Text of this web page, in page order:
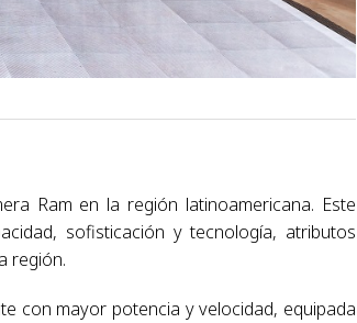
Ram en la región latinoamericana. Este
sofisticación y tecnología, atributos
región.
con mayor potencia y velocidad, equipada